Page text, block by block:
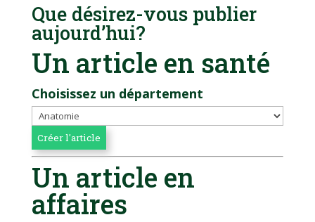
Que désirez-vous publier
aujourd’hui?
Un article en santé
Choisissez un département
Un article en
affaires